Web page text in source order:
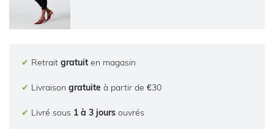
✔ Retrait gratuit en magasin
✔ Livraison gratuite à partir de €30
✔ Livré sous 1 à 3 jours ouvrés